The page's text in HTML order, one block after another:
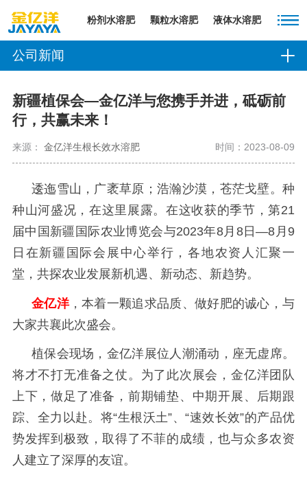
粉剂水溶肥 颗粒水溶肥 液体水溶肥
公司新闻
新疆植保会—金亿洋与您携手并进，砥砺前
行，共赢未来！
来源： 金亿洋生根长效水溶肥 时间：2023-08-09
逶迤雪山，广袤草原；浩瀚沙漠，苍茫戈壁。种
种山河盛况，在这里展露。在这收获的季节，第21
届中国新疆国际农业博览会与2023年8月8日—8月9
日在新疆国际会展中心举行，各地农资人汇聚一
堂，共探农业发展新机遇、新动态、新趋势。
金亿洋，本着一颗追求品质、做好肥的诚心，与
大家共襄此次盛会。
植保会现场，金亿洋展位人潮涌动，座无虚席。
将才不打无准备之仗。为了此次展会，金亿洋团队
上下，做足了准备，前期铺垫、中期开展、后期跟
踪、全力以赴。将“生根沃土”、“速效长效”的产品优
势发挥到极致，取得了不菲的成绩，也与众多农资
人建立了深厚的友谊。